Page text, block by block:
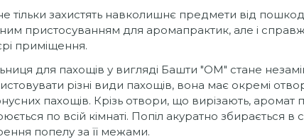
тільки захистять навколишнє предмети від
пристосуванням для аромапрактик, але і
приміщення.
для пахощів у вигляді Башти "ОМ" стане
різні види пахощів, вона має окремі
пахощів. Крізь отвори, що вирізають, аромат
по всій кімнаті. Попіл акуратно збирається в
попелу за її межами.